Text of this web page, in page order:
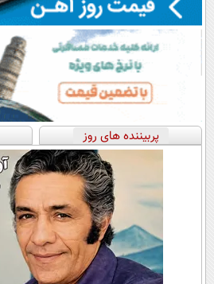
پربیننده های روز